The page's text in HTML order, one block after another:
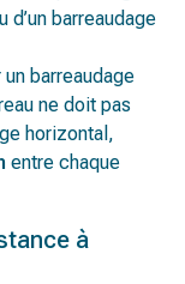
d’un barreaudage
un barreaudage
ne doit pas
horizontal,
entre chaque
à